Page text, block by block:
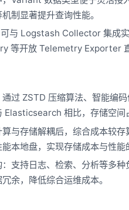
制显著提升查询性能。
与 Logstash Collector 集成
等开放 Telemetry Exporter
过 ZSTD 压缩算法、智能编
Elasticsearch 相比，存储空间
与存储解耦后，综合成本较
本地盘，实现存储成本与性能
：支持日志、检索、分析等多
余，降低综合运维成本。